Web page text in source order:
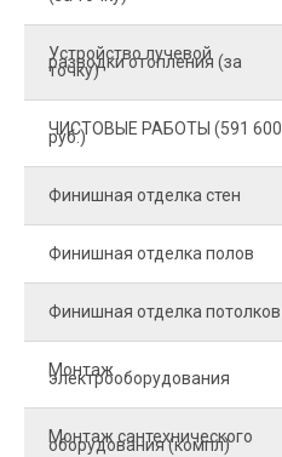
Устройство лучевой
разводки отопления (за
точку)
ЧИСТОВЫЕ РАБОТЫ (591 600
руб.)
Финишная отделка стен
Финишная отделка полов
Финишная отделка потолков
Монтаж
электрооборудования
Монтаж сантехнического
оборудования (компл)